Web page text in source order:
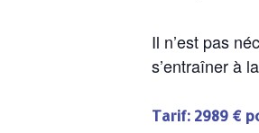
Il n’est pas
s’entraîner à
Tarif: 2989 €